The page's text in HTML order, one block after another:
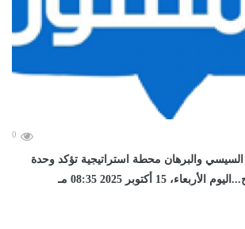
0
السيسي والبرهان محطة استراتيجية تؤكد وحدة
15 أكتوبر 2025 08:35 مـ